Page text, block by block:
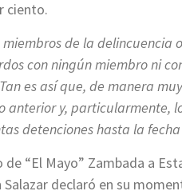
ciento.
miembros de la
con ningún miembro ni
es así que, de manera
anterior y, particularmente,
detenciones hasta la
“El Mayo” Zambada a
declaró en su